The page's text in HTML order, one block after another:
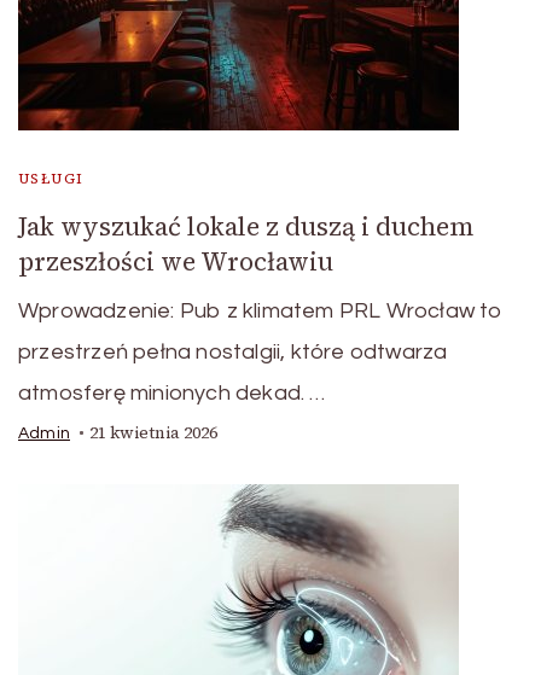
USŁUGI
Jak wyszukać lokale z duszą i duchem
przeszłości we Wrocławiu
Wprowadzenie: Pub z klimatem PRL Wrocław to
przestrzeń pełna nostalgii, które odtwarza
atmosferę minionych dekad. …
Admin 21 kwietnia 2026